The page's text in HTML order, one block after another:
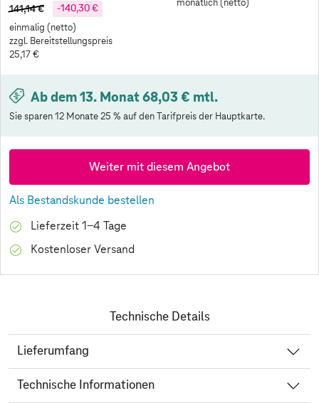
141,14 €
-140,30 €
einmalig (netto)
zzgl. Bereitstellungspreis
25,17 €
monatlich (netto)
Ab dem 13. Monat 68,03 € mtl.
Sie sparen 12 Monate 25 % auf den Tarifpreis der Hauptkarte.
Weiter mit diesem Angebot
Als Bestandskunde bestellen
Lieferzeit 1-4 Tage
Kostenloser Versand
Technische Details
Lieferumfang
Technische Informationen